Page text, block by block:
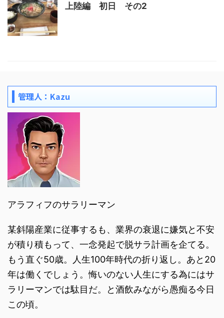
上陸編 初日 その2
管理人：Kazu
アラフィフのサラリーマン
某斜陽産業に従事するも、業界の衰退に嫌気と不安
が積り積もって、一念発起で脱サラ計画を企てる。
もう直ぐ50歳。人生100年時代の折り返し。あと20
年は働くでしょう。悔いのない人生にする為にはサ
ラリーマンでは駄目だ。と酒飲みながら愚痴る今日
この頃。